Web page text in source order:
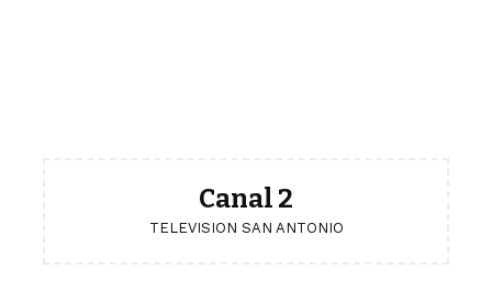
Canal 2
TELEVISION SAN ANTONIO